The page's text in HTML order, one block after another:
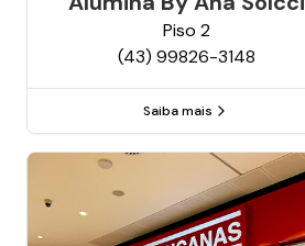
Piso 2
(43) 99826-3148
Saiba mais